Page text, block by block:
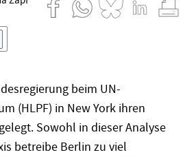
beim UN-
(HLPF) in New York ihren
Sowohl in dieser Analyse
betreibe Berlin zu viel